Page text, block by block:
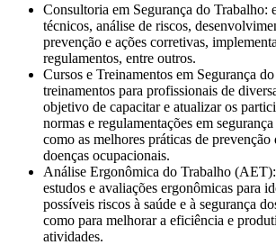
Consultoria em Segurança do Trabalho:
técnicos, análise de riscos,
prevenção e ações corretivas,
regulamentos, entre outros.
Cursos e Treinamentos em Segurança
treinamentos para profissionais de
objetivo de capacitar e atualizar os
normas e regulamentações em
como as melhores práticas de prevenção
doenças ocupacionais.
Análise Ergonômica do Trabalho
estudos e avaliações ergonômicas para
possíveis riscos à saúde e à segurança
como para melhorar a eficiência e
atividades.